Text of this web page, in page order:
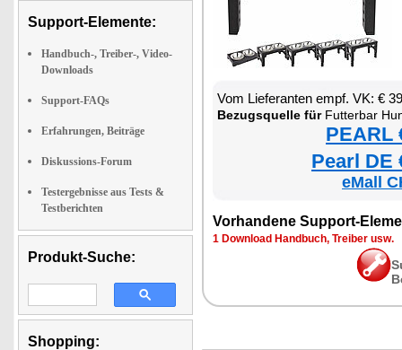
Support-Elemente:
Handbuch-, Treiber-, Video-
Downloads
Support-FAQs
Erfahrungen, Beiträge
Diskussions-Forum
Testergebnisse aus Tests &
Testberichten
Produkt-Suche:
Shopping:
Vom Lieferanten empf. VK: €
Bezugsquelle fürFutterbar
PEARL
Pearl DE
eMall
Vorhandene Support-
1 Download Handbuch, Treiber usw.